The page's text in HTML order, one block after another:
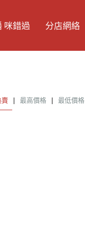
咪錯過 分店網絡
| 最高價格 | 最低價格